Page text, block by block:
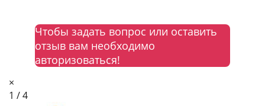
Чтобы задать вопрос или оставить
отзыв вам необходимо
авторизоваться!
×
1 / 4